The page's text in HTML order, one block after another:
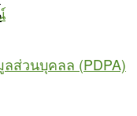
ส่วนบุคลล (PDPA)